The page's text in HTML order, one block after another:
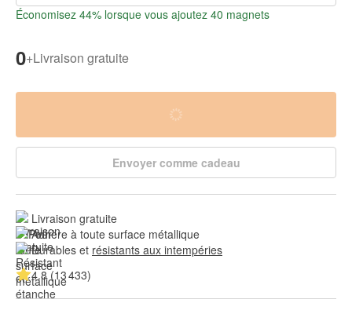
Économisez 44% lorsque vous ajoutez 40 magnets
0+Livraison gratuite
Envoyer comme cadeau
Livraison gratuite
Adhère à toute surface métallique
Durables et résistants aux intempéries
4.8 (13 433)